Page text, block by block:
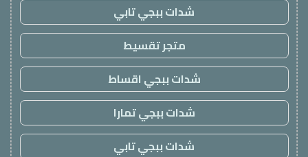
شدات ببجي تابي
متجر تقسيط
شدات ببجي اقساط
شدات ببجي تمارا
شدات ببجي تابي